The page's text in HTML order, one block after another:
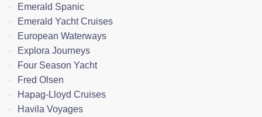
Emerald Spanic
Emerald Yacht Cruises
European Waterways
Explora Journeys
Four Season Yacht
Fred Olsen
Hapag-Lloyd Cruises
Havila Voyages